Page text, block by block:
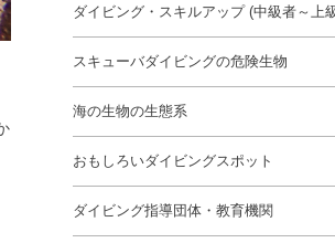
ダイビング・スキルアップ (中級者～上
スキューバダイビングの危険生物
海の生物の生態系
おもしろいダイビングスポット
ダイビング指導団体・教育機関